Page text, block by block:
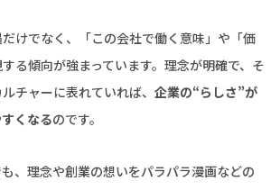
けでなく、「この会社で働く意味」や「価
る傾向が強まっています。理念が明確で、そ
チャーに表れていれば、 企業の“らしさ”が
くなるのです。
、理念や創業の想いをパラパラ漫画などの